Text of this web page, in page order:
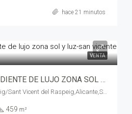
hace 21 minutos
VENTA
CHALET INDEPENDIENTE DE LUJO ZONA SOL Y LUZ-SAN VICENTE – rc02764-4360
459 m²